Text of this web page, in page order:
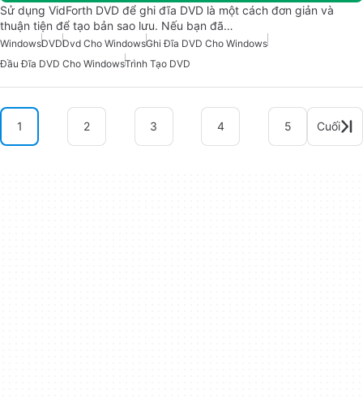
Sử dụng VidForth DVD để ghi đĩa DVD là một cách đơn giản và
thuận tiện để tạo bản sao lưu. Nếu bạn đã…
WindowsDVDDvd Cho WindowsGhi Đĩa DVD Cho Windows
Đầu Đĩa DVD Cho WindowsTrình Tạo DVD
1 2 3 4 5 Cuối